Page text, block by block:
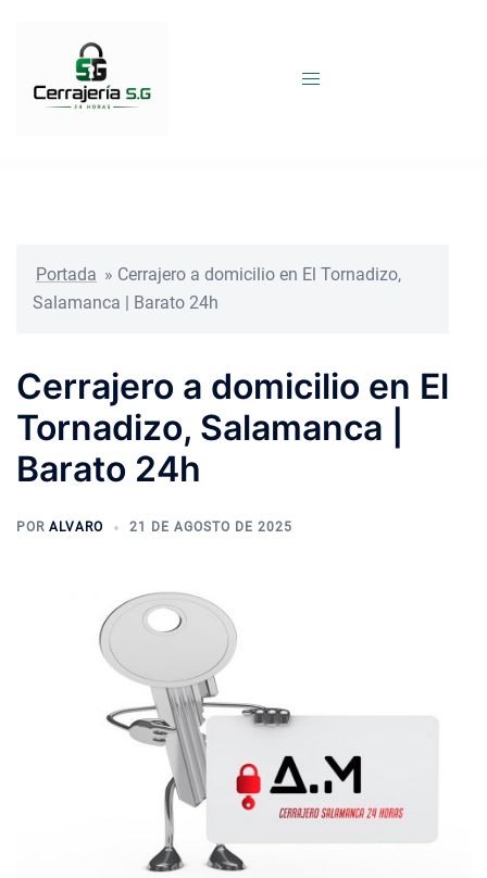
Portada » Cerrajero a domicilio en El Tornadizo,
Salamanca | Barato 24h
Cerrajero a domicilio en El
Tornadizo, Salamanca |
Barato 24h
POR ALVARO 21 DE AGOSTO DE 2025